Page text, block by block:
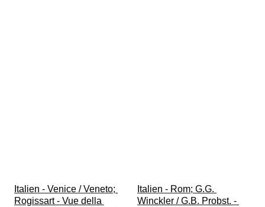
Italien - Venice / Veneto;
Rogissart - Vue della
Italien - Rom; G.G.
Winckler / G.B. Probst. -